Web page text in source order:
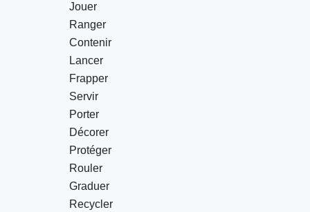
Jouer
Ranger
Contenir
Lancer
Frapper
Servir
Porter
Décorer
Protéger
Rouler
Graduer
Recycler